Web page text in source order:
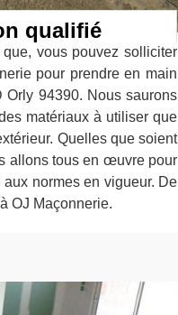
qualifié
vous pouvez solliciter
pour prendre en main
Orly 94390. Nous saurons
matériaux à utiliser que
Quelles que soient
allons tous en œuvre pour
normes en vigueur. De
OJ Maçonnerie.